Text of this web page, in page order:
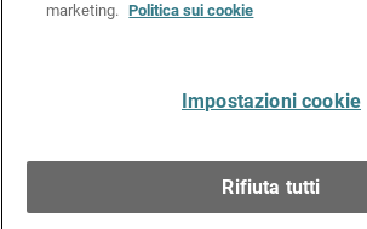
Kit Media & Brand
marketing. Politica sui cookie
Impostazioni cookie
Rifiuta tutti